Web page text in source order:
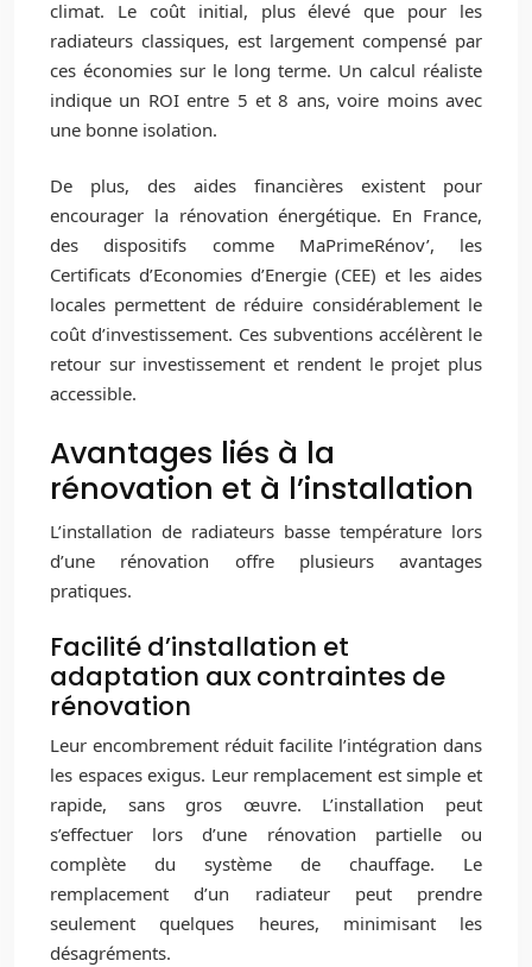
climat. Le coût initial, plus élevé que pour les
radiateurs classiques, est largement compensé par
ces économies sur le long terme. Un calcul réaliste
indique un ROI entre 5 et 8 ans, voire moins avec
une bonne isolation.
De plus, des aides financières existent pour
encourager la rénovation énergétique. En France,
des dispositifs comme MaPrimeRénov’, les
Certificats d’Economies d’Energie (CEE) et les aides
locales permettent de réduire considérablement le
coût d’investissement. Ces subventions accélèrent le
retour sur investissement et rendent le projet plus
accessible.
Avantages liés à la
rénovation et à l’installation
L’installation de radiateurs basse température lors
d’une rénovation offre plusieurs avantages
pratiques.
Facilité d’installation et
adaptation aux contraintes de
rénovation
Leur encombrement réduit facilite l’intégration dans
les espaces exigus. Leur remplacement est simple et
rapide, sans gros œuvre. L’installation peut
s’effectuer lors d’une rénovation partielle ou
complète du système de chauffage. Le
remplacement d’un radiateur peut prendre
seulement quelques heures, minimisant les
désagréments.